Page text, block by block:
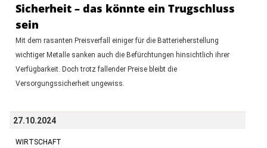
Sicherheit – das könnte ein Trugschluss
sein
Mit dem rasanten Preisverfall einiger für die Batterieherstellung
wichtiger Metalle sanken auch die Befürchtungen hinsichtlich ihrer
Verfügbarkeit. Doch trotz fallender Preise bleibt die
Versorgungssicherheit ungewiss.
27.10.2024
WIRTSCHAFT